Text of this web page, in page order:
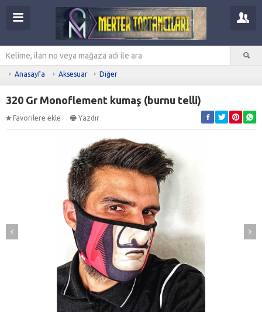
Anasayfa Aksesuar Diğer
320 Gr Monoflement kumaş (burnu telli)
Favorilere ekle Yazdır